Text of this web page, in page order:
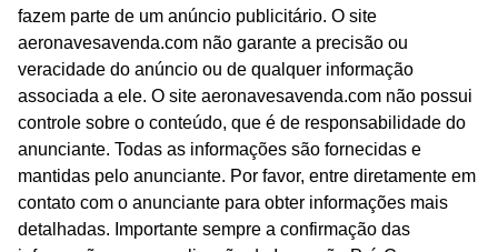
fazem parte de um anúncio publicitário. O site
aeronavesavenda.com não garante a precisão ou
veracidade do anúncio ou de qualquer informação
associada a ele. O site aeronavesavenda.com não possui
controle sobre o conteúdo, que é de responsabilidade do
anunciante. Todas as informações são fornecidas e
mantidas pelo anunciante. Por favor, entre diretamente em
contato com o anunciante para obter informações mais
detalhadas. Importante sempre a confirmação das